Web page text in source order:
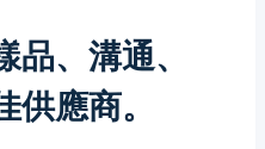
品、溝通、
供應商。